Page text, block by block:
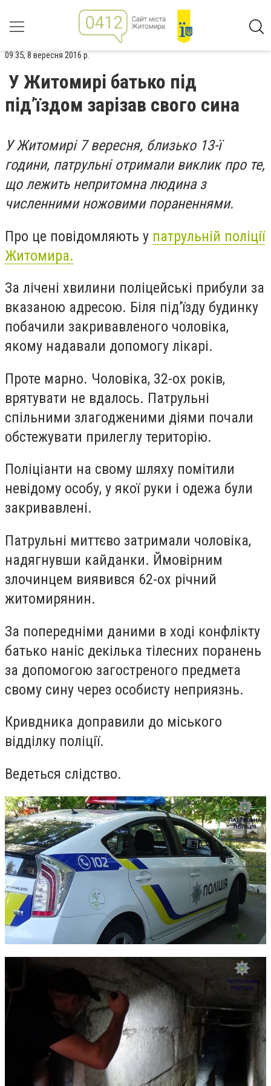
09:35, 8 вересня 2016 р.
У Житомирі батько під
під’їздом зарізав свого сина
У Житомирі 7 вересня, близько 13-ї
години, патрульні отримали виклик про те,
що лежить непритомна людина з
численними ножовими пораненнями.
Про це повідомляють у патрульній поліції
Житомира.
За лічені хвилини поліцейські прибули за
вказаною адресою. Біля під’їзду будинку
побачили закривавленого чоловіка,
якому надавали допомогу лікарі.
Проте марно. Чоловіка, 32-ох років,
врятувати не вдалось. Патрульні
спільними злагодженими діями почали
обстежувати прилеглу територію.
Поліціанти на свому шляху помітили
невідому особу, у якої руки і одежа були
закривавлені.
Патрульні миттєво затримали чоловіка,
надягнувши кайданки. Ймовірним
злочинцем виявився 62-ох річний
житомирянин.
За попередніми даними в ході конфлікту
батько наніс декілька тілесних поранень
за допомогою загостреного предмета
свому сину через особисту неприязнь.
Кривдника доправили до міського
відділку поліції.
Ведеться слідство.